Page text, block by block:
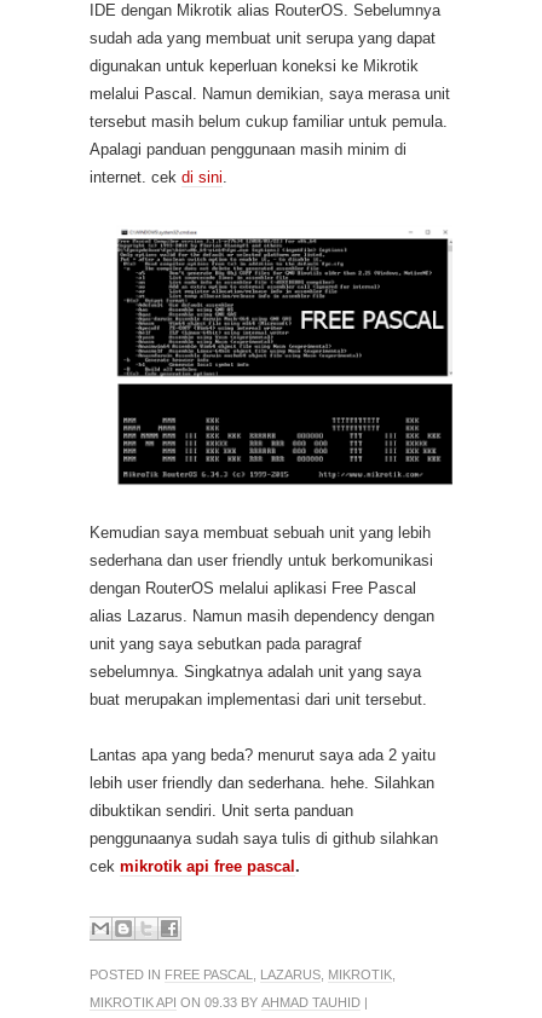
IDE dengan Mikrotik alias RouterOS. Sebelumnya
sudah ada yang membuat unit serupa yang dapat
digunakan untuk keperluan koneksi ke Mikrotik
melalui Pascal. Namun demikian, saya merasa unit
tersebut masih belum cukup familiar untuk pemula.
Apalagi panduan penggunaan masih minim di
internet. cek di sini.
Kemudian saya membuat sebuah unit yang lebih
sederhana dan user friendly untuk berkomunikasi
dengan RouterOS melalui aplikasi Free Pascal
alias Lazarus. Namun masih dependency dengan
unit yang saya sebutkan pada paragraf
sebelumnya. Singkatnya adalah unit yang saya
buat merupakan implementasi dari unit tersebut.
Lantas apa yang beda? menurut saya ada 2 yaitu
lebih user friendly dan sederhana. hehe. Silahkan
dibuktikan sendiri. Unit serta panduan
penggunaanya sudah saya tulis di github silahkan
cek mikrotik api free pascal .
POSTED IN FREE PASCAL LAZARUS MIKROTIK
MIKROTIK API ON 09.33 BY AHMAD TAUHID |